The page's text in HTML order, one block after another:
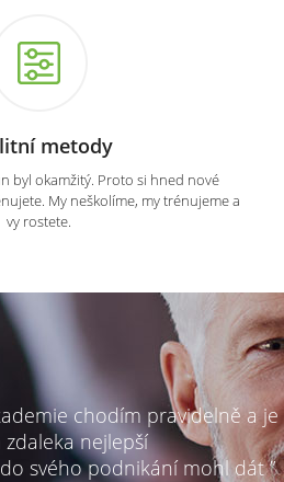
metody
byl okamžitý. Proto si hned nové
My neškolíme, my trénujeme a
vy rostete.
chodím pravidelně a je
nejlepší
svého podnikání mohl dát ”